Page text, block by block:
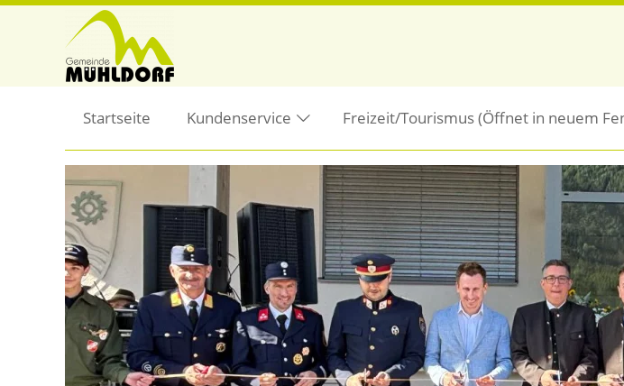
Startseite Kundenservice Freizeit/Tourismus(Öffnet in neuem